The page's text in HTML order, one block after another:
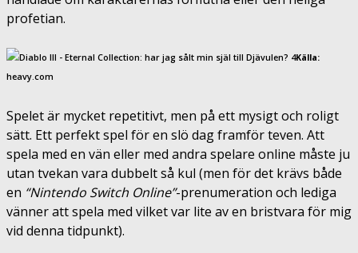
profetian.
Källa:
heavy.com
Spelet är mycket repetitivt, men på ett mysigt och roligt
sätt. Ett perfekt spel för en slö dag framför teven. Att
spela med en vän eller med andra spelare online måste ju
utan tvekan vara dubbelt så kul (men för det krävs både
en “Nintendo Switch Online”-prenumeration och lediga
vänner att spela med vilket var lite av en bristvara för mig
vid denna tidpunkt).